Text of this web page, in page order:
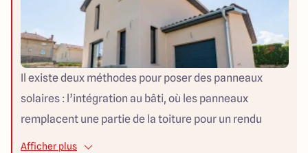
Il existe deux méthodes pour poser des panneaux
solaires : l’intégration au bâti, où les panneaux
remplacent une partie de la toiture pour un rendu
esthétique mais plus complexe, et la surimposition,
Afficher plus